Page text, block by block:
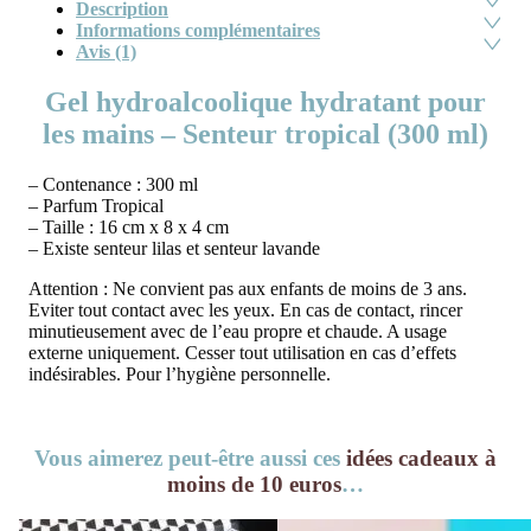
Description
Informations complémentaires
Avis (1)
Gel hydroalcoolique hydratant pour
les mains – Senteur tropical (300 ml)
– Contenance : 300 ml
– Parfum Tropical
– Taille : 16 cm x 8 x 4 cm
– Existe senteur lilas et senteur lavande
Attention : Ne convient pas aux enfants de moins de 3 ans.
Eviter tout contact avec les yeux. En cas de contact, rincer
minutieusement avec de l’eau propre et chaude. A usage
externe uniquement. Cesser tout utilisation en cas d’effets
indésirables. Pour l’hygiène personnelle.
Vous aimerez peut-être aussi ces idées cadeaux à
moins de 10 euros…